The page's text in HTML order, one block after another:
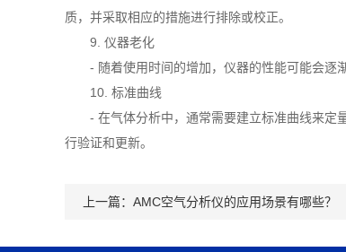
质，并采取相应的措施进行排除或校正。
9. 仪器老化
- 随着使用时间的增加，仪器的性能可能会逐渐
10. 标准曲线
- 在气体分析中，通常需要建立标准曲线来定量
行验证和更新。
上一篇： AMC空气分析仪的应用场景有哪些？